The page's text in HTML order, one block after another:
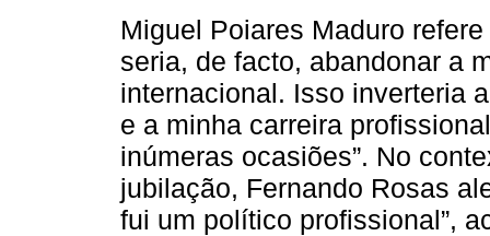
Miguel Poiares Maduro
seria, de facto, abandonar a
internacional. Isso inverteria
e a minha carreira
inúmeras ocasiões”. No
jubilação, Fernando Rosas
fui um político profissional”,